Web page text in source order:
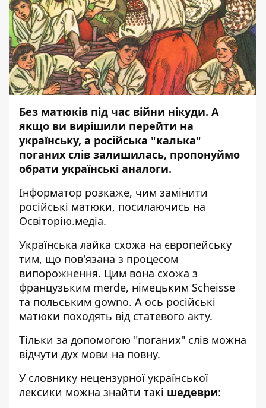
Без матюків під час війни нікуди. А
якщо ви вирішили перейти на
українську, а російська "калька"
поганих слів залишилась, пропонуймо
обрати українські аналоги.
Інформатор розкаже, чим замінити
російські матюки, посилаючись на
Освіторію.медіа.
Українська лайка схожа на європейську
тим, що пов'язана з процесом
випорожнення. Цим вона схожа з
французьким merde, німецьким Scheisse
та польським gowno. А ось російські
матюки походять від статевого акту.
Тільки за допомогою "поганих" слів можна
відчути дух мови на повну.
У словнику нецензурної української
лексики можна знайти такі шедеври: